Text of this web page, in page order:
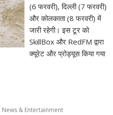
(6 फरवरी), दिल्ली (7 फरवरी)
और कोलकाता (8 फरवरी) में
जारी रहेगी। इस टूर को
SkillBox और RedFM द्वारा
क्यूरेट और प्रोड्यूस किया गया
News & Entertainment